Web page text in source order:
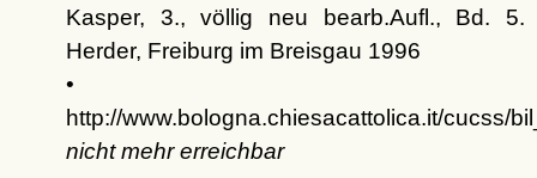
Kasper, 3., völlig neu bearb.Aufl., Bd. 5.
Herder, Freiburg im Breisgau 1996
•
http://www.bologna.chiesacattolica.it/cucss/
nicht mehr erreichbar